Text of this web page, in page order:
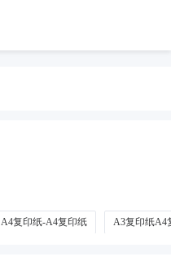
A4复印纸-A4复印纸 A3复印纸A4